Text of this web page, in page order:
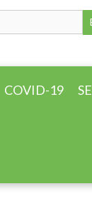
COVID-19